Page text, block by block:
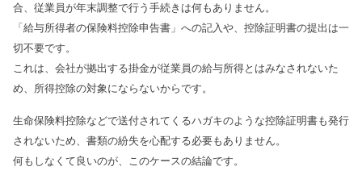
合、従業員が年末調整で行う手続きは何もありません。
「給与所得者の保険料控除申告書」への記入や、控除証明書の提出は一
切不要です。
これは、会社が拠出する掛金が従業員の給与所得とはみなされないた
め、所得控除の対象にならないからです。
生命保険料控除などで送付されてくるハガキのような控除証明書も発行
されないため、書類の紛失を心配する必要もありません。
何もしなくて良いのが、このケースの結論です。